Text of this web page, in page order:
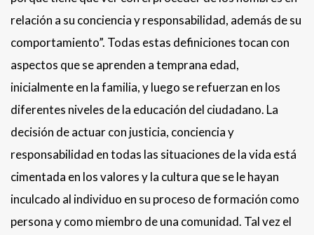
relación a su conciencia y responsabilidad, además de su
comportamiento”. Todas estas definiciones tocan con
aspectos que se aprenden a temprana edad,
inicialmente en la familia, y luego se refuerzan en los
diferentes niveles de la educación del ciudadano. La
decisión de actuar con justicia, conciencia y
responsabilidad en todas las situaciones de la vida está
cimentada en los valores y la cultura que se le hayan
inculcado al individuo en su proceso de formación como
persona y como miembro de una comunidad. Tal vez el